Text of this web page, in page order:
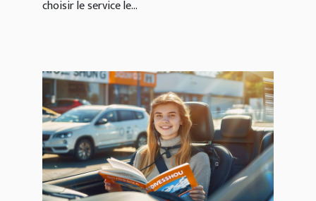
choisir le service le...